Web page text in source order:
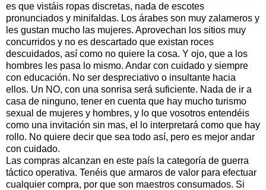
es que vistáis ropas discretas, nada de escotes
pronunciados y minifaldas. Los árabes son muy zalameros y
les gustan mucho las mujeres. Aprovechan los sitios muy
concurridos y no es descartado que existan roces
descuidados, así como no quiere la cosa. Y ojo, que a los
hombres les pasa lo mismo. Andar con cuidado y siempre
con educación. No ser despreciativo o insultante hacia
ellos. Un NO, con una sonrisa será suficiente. Nada de ir a
casa de ninguno, tener en cuenta que hay mucho turismo
sexual de mujeres y hombres, y lo que vosotros entendéis
como una invitación sin mas, el lo interpretará como que hay
rollo. No quiere decir que sea todo así, pero es mejor andar
con cuidado.
Las compras alcanzan en este país la categoría de guerra
táctico operativa. Tenéis que armaros de valor para efectuar
cualquier compra, por que son maestros consumados. Si